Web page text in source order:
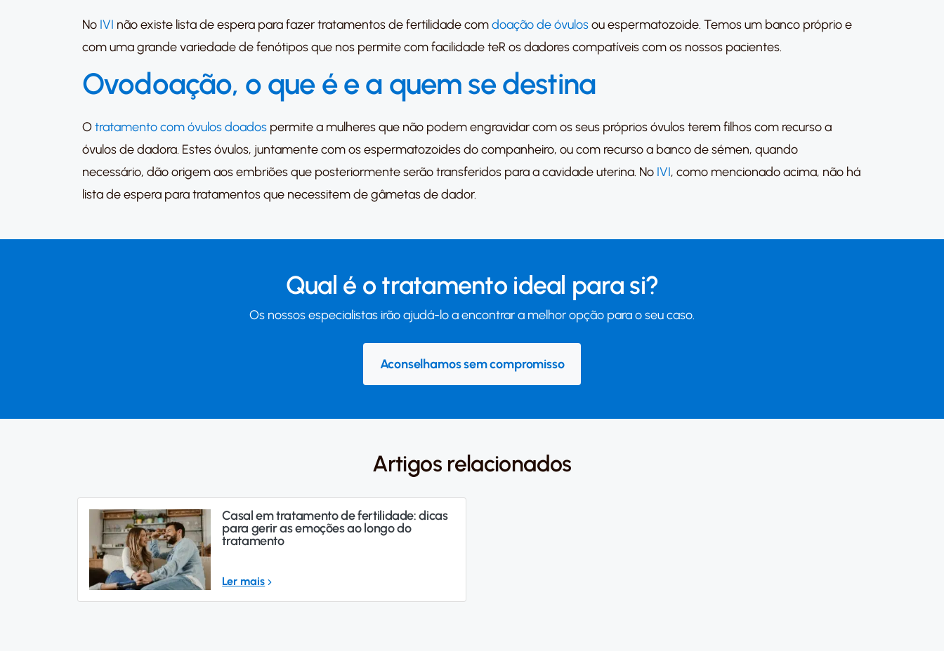
No IVI não existe lista de espera para fazer tratamentos de fertilidade comdoação de óvulosou espermatozoide. Temos um banco próprio e
com uma grande variedade de fenótipos que nos permite com facilidade teR os dadores compatíveis com os nossos pacientes.
Ovodoação, o que é e a quem se destina
Otratamento com óvulos doados permite a mulheres que não podem engravidar com os seus próprios óvulos terem filhos com recurso a
óvulos de dadora. Estes óvulos, juntamente com os espermatozoides do companheiro, ou com recurso a banco de sémen, quando
necessário, dão origem aos embriões que posteriormente serão transferidos para a cavidade uterina. No IVI, como mencionado acima, não há
lista de espera para tratamentos que necessitem de gâmetas de dador.
Qual é o tratamento ideal para si?
Os nossos especialistas irão ajudá-lo a encontrar a melhor opção para o seu caso.
Aconselhamos sem compromisso
Artigos relacionados
Casal em tratamento de fertilidade: dicas
para gerir as emoções ao longo do
tratamento
Ler mais